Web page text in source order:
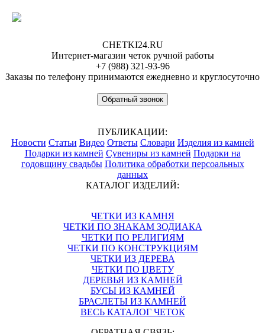
CHETKI24.RU
Интернет-магазин четок ручной работы
+7 (988) 321-93-96
Заказы по телефону принимаются ежедневно и круглосуточно
Обратный звонок
ПУБЛИКАЦИИ:
Новости Статьи Видео Ответы Словари Изделия из камней
Подарки из камней Сувениры из камней Подарки на
годовщину свадьбы Политика обработки персоальных
данных
КАТАЛОГ ИЗДЕЛИЙ:
ЧЕТКИ ИЗ КАМНЯ
ЧЕТКИ ПО ЗНАКАМ ЗОДИАКА
ЧЕТКИ ПО РЕЛИГИЯМ
ЧЕТКИ ПО КОНСТРУКЦИЯМ
ЧЕТКИ ИЗ ДЕРЕВА
ЧЕТКИ ПО ЦВЕТУ
ДЕРЕВЬЯ ИЗ КАМНЕЙ
БУСЫ ИЗ КАМНЕЙ
БРАСЛЕТЫ ИЗ КАМНЕЙ
ВЕСЬ КАТАЛОГ ЧЕТОК